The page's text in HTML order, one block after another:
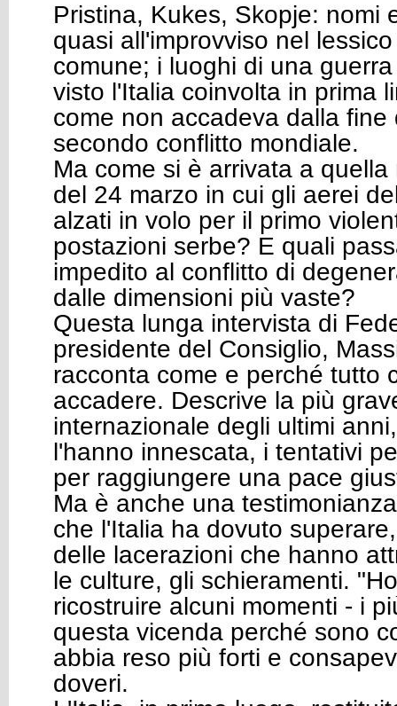
Pristina, Kukes, Skopje: nomi
quasi all'improvviso nel lessico
comune; i luoghi di una
visto l'Italia coinvolta in prima
come non accadeva dalla fine
secondo conflitto mondiale.
Ma come si è arrivata a quella
del 24 marzo in cui gli aerei
alzati in volo per il primo
postazioni serbe? E quali
impedito al conflitto di
dalle dimensioni più vaste?
Questa lunga intervista di
presidente del Consiglio,
racconta come e perché tutto
accadere. Descrive la più
internazionale degli ultimi
l'hanno innescata, i tentativi
per raggiungere una pace
Ma è anche una
che l'Italia ha dovuto
delle lacerazioni che hanno
le culture, gli schieramenti.
ricostruire alcuni momenti - i
questa vicenda perché sono
abbia reso più forti e
doveri.